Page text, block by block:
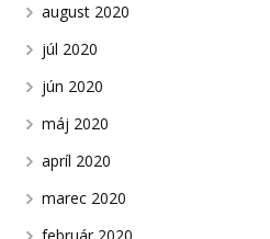
august 2020
júl 2020
jún 2020
máj 2020
apríl 2020
marec 2020